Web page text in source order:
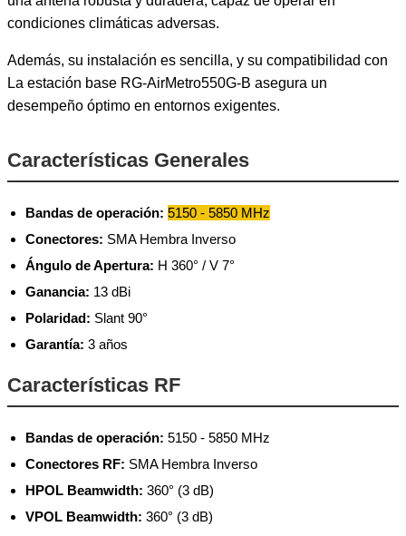
condiciones climáticas adversas.
Además, su instalación es sencilla, y su compatibilidad con
La estación base RG-AirMetro550G-B asegura un
desempeño óptimo en entornos exigentes.
Características Generales
Bandas de operación: 5150 - 5850 MHz
Conectores: SMA Hembra Inverso
Ángulo de Apertura: H 360° / V 7°
Ganancia: 13 dBi
Polaridad: Slant 90°
Garantía: 3 años
Características RF
Bandas de operación: 5150 - 5850 MHz
Conectores RF: SMA Hembra Inverso
HPOL Beamwidth: 360° (3 dB)
VPOL Beamwidth: 360° (3 dB)